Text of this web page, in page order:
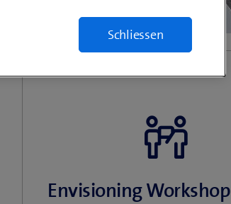
Envisioning Workshop
Schliessen